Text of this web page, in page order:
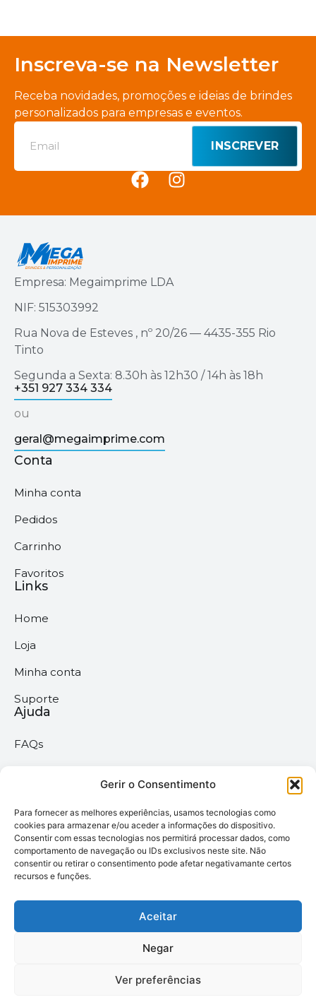
Gerir o Consentimento
Para fornecer as melhores experiências, usamos tecnologias como
cookies para armazenar e/ou aceder a informações do dispositivo.
Consentir com essas tecnologias nos permitirá processar dados, como
comportamento de navegação ou IDs exclusivos neste site. Não
consentir ou retirar o consentimento pode afetar negativamante certos
recursos e funções.
Aceitar
Negar
Ver preferências
Inscreva-se na Newsletter
Receba novidades, promoções e ideias de brindes
personalizados para empresas e eventos.
INSCREVER
Empresa: Megaimprime LDA
NIF: 515303992
Rua Nova de Esteves , nº 20/26 — 4435-355 Rio
Tinto
Segunda a Sexta: 8.30h às 12h30 / 14h às 18h
+351 927 334 334
ou
geral@megaimprime.com
Conta
Minha conta
Pedidos
Carrinho
Favoritos
Links
Home
Loja
Minha conta
Suporte
Ajuda
FAQs
Políticas gerais
Política de privacidade
Termos & Condições
Desenvolvido pela